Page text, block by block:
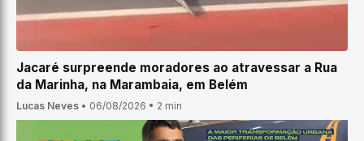
Jacaré surpreende moradores ao atravessar a Rua
da Marinha, na Marambaia, em Belém
Lucas Neves • 06/08/2026 • 2 min